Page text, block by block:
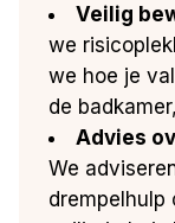
Veilig
we
we hoe je
de
Advies
We
drempelhulp